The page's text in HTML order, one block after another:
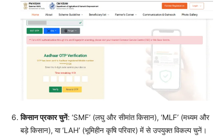
किसान प्रकार चुनें: ‘SMF’ (लघु और सीमांत किसान), ‘MLF’ (मध्यम और
बड़े किसान), या ‘LAH’ (भूमिहीन कृषि परिवार) में से उपयुक्त विकल्प चुनें।